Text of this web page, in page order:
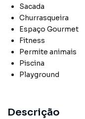
Sacada
Churrasqueira
Espaço Gourmet
Fitness
Permite animais
Piscina
Playground
Descrição